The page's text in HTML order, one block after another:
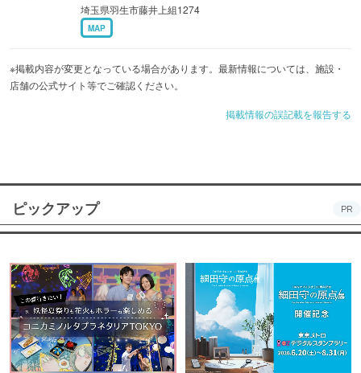
埼玉県羽生市藤井上組1274
MAP
※掲載内容が変更となっている場合があります。最新情報については、施設・
店舗の公式サイト等でご確認ください。
掲載情報の誤記載を報告する
ピックアップ PR